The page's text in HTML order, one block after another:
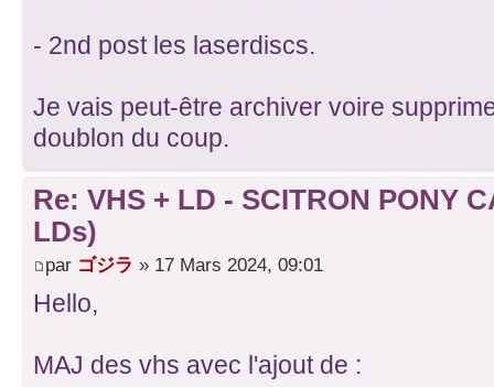
- 2nd post les laserdiscs.
Je vais peut-être archiver voire
doublon du coup.
Re: VHS + LD - SCITRON PONY
LDs)
par ゴジラ » 17 Mars 2024, 09:01
Hello,
MAJ des vhs avec l'ajout de :